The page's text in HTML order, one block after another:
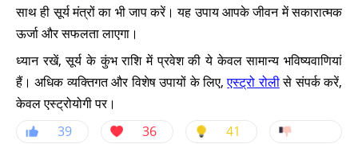
साथ ही सूर्य मंत्रों का भी जाप करें। यह उपाय आपके जीवन में सकारात्मक
ऊर्जा और सफलता लाएगा।
ध्यान रखें, सूर्य के कुंभ राशि में प्रवेश की ये केवल सामान्य भविष्यवाणियां
हैं। अधिक व्यक्तिगत और विशेष उपायों के लिए,एस्ट्रो रोलीसे संपर्क करें,
केवल एस्ट्रोयोगी पर।
39
36 41